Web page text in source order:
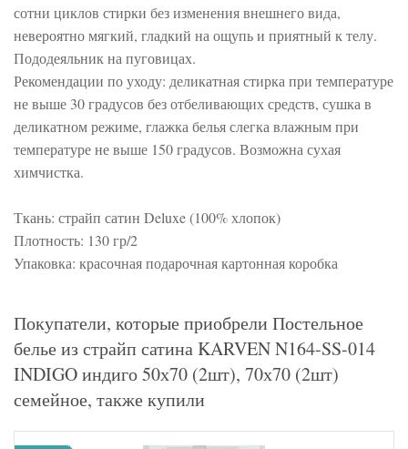
сотни циклов стирки без изменения внешнего вида,
невероятно мягкий, гладкий на ощупь и приятный к телу.
Пододеяльник на пуговицах.
Рекомендации по уходу: деликатная стирка при температуре
не выше 30 градусов без отбеливающих средств, сушка в
деликатном режиме, глажка белья слегка влажным при
температуре не выше 150 градусов. Возможна сухая
химчистка.
Ткань: страйп сатин Deluxe (100% хлопок)
Плотность: 130 гр/2
Упаковка: красочная подарочная картонная коробка
Покупатели, которые приобрели Постельное
белье из страйп сатина KARVEN N164-SS-014
INDIGO индиго 50х70 (2шт), 70х70 (2шт)
семейное, также купили